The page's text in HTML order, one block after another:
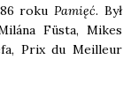
roku Pamięć. Był
Füsta, Mikes
Prix du Meil­leur